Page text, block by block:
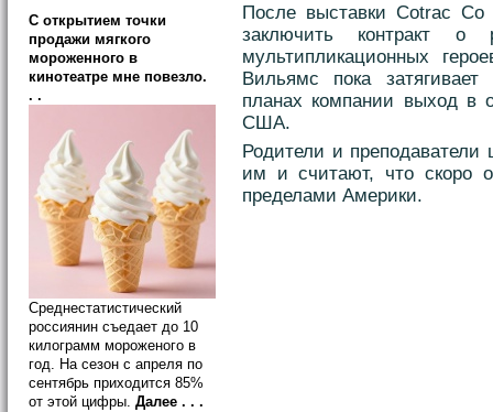
C открытием точки
продажи мягкого
мороженного в
кинотеатре мне повезло.
. .
Среднестатистический
россиянин съедает до 10
килограмм мороженого в
год. На сезон с апреля по
сентябрь приходится 85%
от этой цифры. Далее . . .
После выставки Cotrac
заключить контракт о
мультипликационных
Вильямс пока
планах компании выход в
США.
Родители и
им и считают, что скоро
пределами Америки.